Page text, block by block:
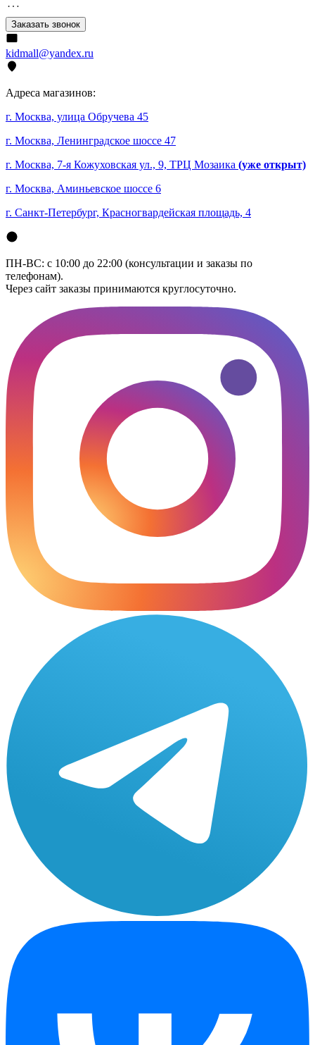
Заказать звонок
kidmall@yandex.ru
Адреса магазинов:
г. Москва, улица Обручева 45
г. Москва, Ленинградское шоссе 47
г. Москва, 7-я Кожуховская ул., 9, ТРЦ Мозаика (уже открыт)
г. Москва, Аминьевское шоссе 6
г. Санкт-Петербург, Красногвардейская площадь, 4
ПН-ВС: с 10:00 до 22:00 (консультации и заказы по
телефонам).
Через сайт заказы принимаются круглосуточно.